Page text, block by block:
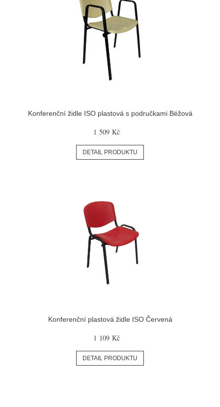
Konferenční židle ISO plastová s područkami Béžová
1 509 Kč
DETAIL PRODUKTU
Konferenční plastová židle ISO Červená
1 109 Kč
DETAIL PRODUKTU